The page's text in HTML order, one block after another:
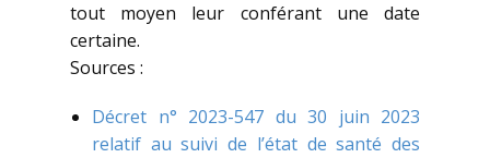
tout moyen leur conférant une date
certaine.
Sources :
Décret n° 2023-547 du 30 juin 2023
relatif au suivi de l’état de santé des